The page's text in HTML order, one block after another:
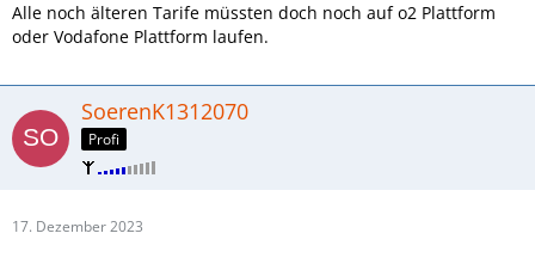
Alle noch älteren Tarife müssten doch noch auf o2 Plattform
oder Vodafone Plattform laufen.
SoerenK1312070
Profi
17. Dezember 2023